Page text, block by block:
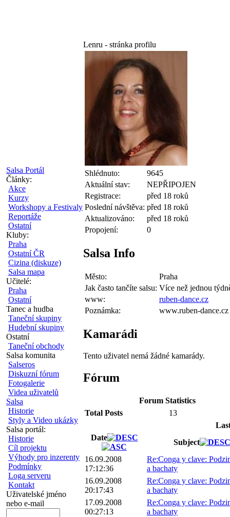
Salsa Portál
Články:
Akce
Kurzy
Workshopy a Festivaly
Reportáže
Ostatní
Kluby:
Praha
Ostatní ČR
Cizina (diskuze)
Salsa mapa
Učitelé:
Praha
Ostatní
Tanec a hudba
Taneční skupiny
Hudební skupiny
Ostatní
Taneční obchody
Salsa komunita
Salseros
Diskuzní fórum
Fotogalerie
Videa uživatelů
Salsa
Historie
Styly a Video ukázky
Salsa portál:
Historie
Cíl projektu
Výhody pro inzerenty
Podmínky
Loga serveru
Kontakt
Uživatelské jméno
nebo e-mail
Lenru - stránka profilu
Shlédnuto:
9645
Aktuální stav:
NEPŘIPOJEN
Registrace:
před 18 roků
Poslední návštěva: před 18 roků
Aktualizováno:
před 18 roků
Propojení:
0
Salsa Info
Město:
Praha
Jak často tančíte salsu: Více než jednou
www:
ruben-dance.cz
Poznámka:
www.ruben-dance.cz
Kamarádi
Tento uživatel nemá žádné kamarády.
Fórum
Forum Statistics
Total Posts
13
Date
Subject
16.09.2008
17:12:36
Re:Conga y clave:
a bachaty
16.09.2008
20:17:43
Re:Conga y clave:
a bachaty
17.09.2008
00:27:13
Re:Conga y clave:
a bachaty